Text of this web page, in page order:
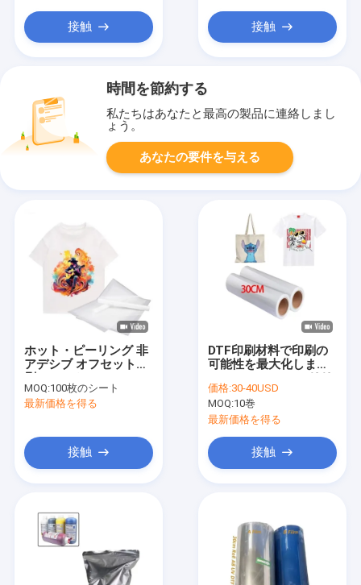
接触 接触
時間を節約する
私たちはあなたと最高の製品に連絡しまし
ょう。
あなたの要件を与える
ホット・ピーリング 非
アデシブ オフセット印
75mic 透明印刷フィル
ム
MOQ:100枚のシート
最新価格を得る
接触
DTF印刷材料で印刷の
可能性を最大化します
ースペットフィルムロ
ール 双面冷皮
価格:30-40USD
MOQ:10巻
最新価格を得る
接触